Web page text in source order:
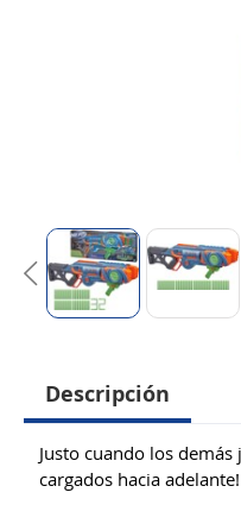
Descripción
Justo cuando los
cargados hacia adelante!